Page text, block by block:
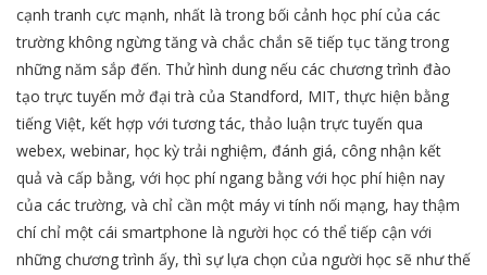
cạnh tranh cực mạnh, nhất là trong bối cảnh học phí của các
trường không ngừng tăng và chắc chắn sẽ tiếp tục tăng trong
những năm sắp đến. Thử hình dung nếu các chương trình đào
tạo trực tuyến mở đại trà của Standford, MIT, thực hiện bằng
tiếng Việt, kết hợp với tương tác, thảo luận trực tuyến qua
webex, webinar, học kỳ trải nghiệm, đánh giá, công nhận kết
quả và cấp bằng, với học phí ngang bằng với học phí hiện nay
của các trường, và chỉ cần một máy vi tính nối mạng, hay thậm
chí chỉ một cái smartphone là người học có thể tiếp cận với
những chương trình ấy, thì sự lựa chọn của người học sẽ như thế